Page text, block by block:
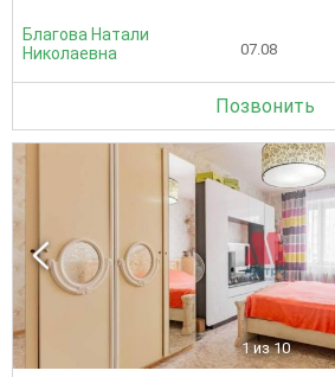
Благова Натали
Николаевна
07.08
Позвонить
1 из 10